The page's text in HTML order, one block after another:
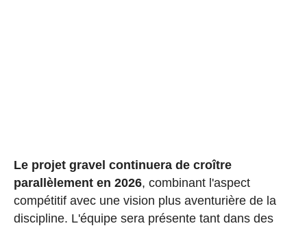
Le projet gravel continuera de croître
parallèlement en 2026, combinant l'aspect
compétitif avec une vision plus aventurière de la
discipline. L'équipe sera présente tant dans des